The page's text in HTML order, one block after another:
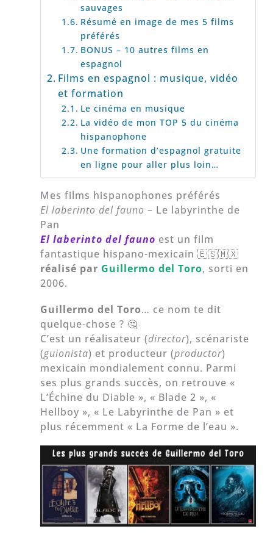
sauvages
Résumé en image de mes 5 films
préférés
BONUS – 10 autres films en
espagnol
Films en espagnol : musique, vidéo
et formation
Le cinéma en musique
La vidéo de mon TOP 5 du cinéma
hispanophone
Une formation d’espagnol gratuite
en ligne pour aller plus loin…
Mes films hispanophones préférés
El laberinto del fauno – Le labyrinthe de
Pan
El laberinto del fauno est un film
fantastique hispano-mexicain 🇪🇸🇲🇽
réalisé par Guillermo del Toro, sorti en
2006.
Guillermo del Toro… ce nom te dit
quelque-chose ? 🤔
C’est un réalisateur (director), scénariste
(guionista) et producteur (productor)
mexicain mondialement connu. Parmi
ses plus grands succès, on retrouve «
L’Échine du Diable », « Blade 2 », «
Hellboy », « Le Labyrinthe de Pan » et
plus récemment « La Forme de l’eau ».